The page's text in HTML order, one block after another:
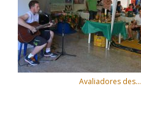
Avaliadores des...